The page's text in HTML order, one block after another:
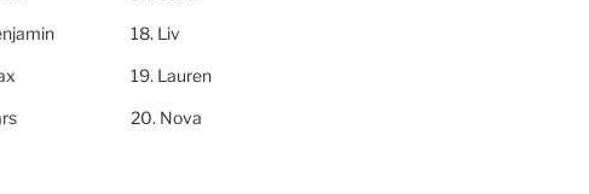
Liv
Lauren
Nova